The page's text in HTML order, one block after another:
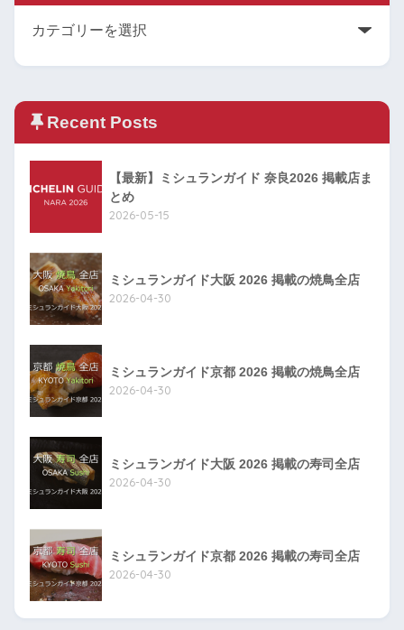
Recent Posts
【最新】ミシュランガイド 奈良2026 掲載店ま
とめ
2026-05-15
ミシュランガイド大阪 2026 掲載の焼鳥全店
2026-04-30
ミシュランガイド京都 2026 掲載の焼鳥全店
2026-04-30
ミシュランガイド大阪 2026 掲載の寿司全店
2026-04-30
ミシュランガイド京都 2026 掲載の寿司全店
2026-04-30